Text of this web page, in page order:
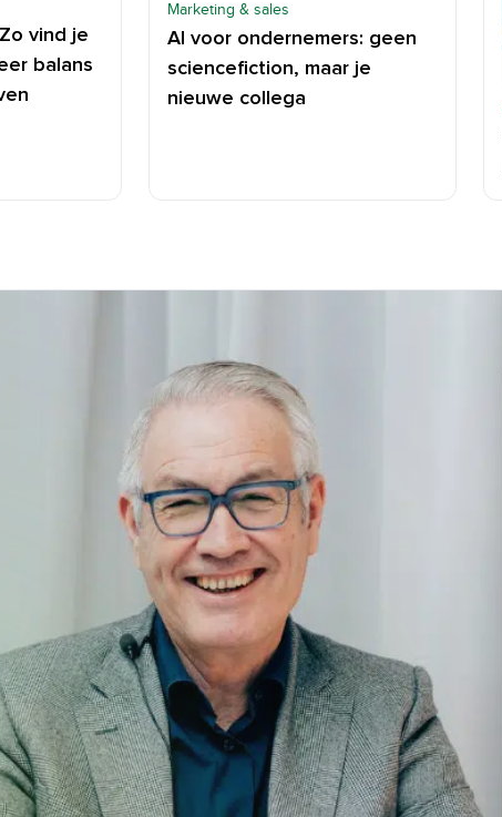
vind je
balans
Marketing & sales
AI voor ondernemers: geen
sciencefiction, maar je
nieuwe collega